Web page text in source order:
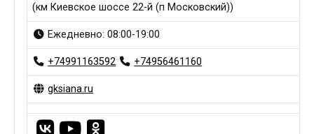
(км Киевское шоссе 22-й (п Московский))
Ежедневно: 08:00-19:00
+74991163592 +74956461160
gksiana.ru